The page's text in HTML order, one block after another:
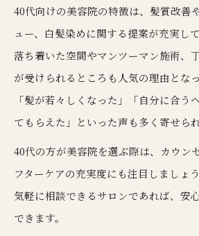
40代向けの美容院の特徴は、髪質改善
ュー、白髪染めに関する提案が充実し
落ち着いた空間やマンツーマン施術、
が受けられるところも人気の理由とな
「髪が若々しくなった」「自分に合う
てもらえた」といった声も多く寄せられ
40代の方が美容院を選ぶ際は、カウン
フターケアの充実度にも注目しましょ
気軽に相談できるサロンであれば、安
できます。